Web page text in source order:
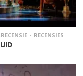
RECENSIES